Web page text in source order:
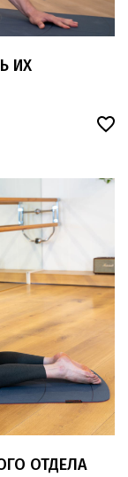
ИХ
ОТДЕЛА